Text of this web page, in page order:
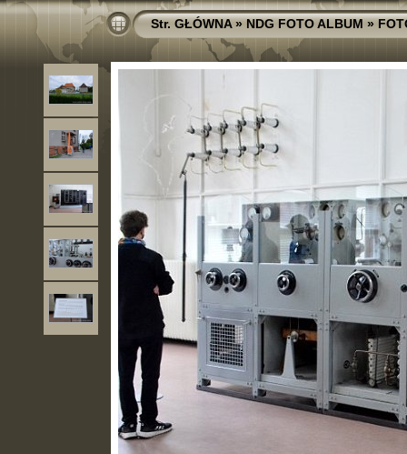
Str. GŁÓWNA»NDG FOTO ALBUM»